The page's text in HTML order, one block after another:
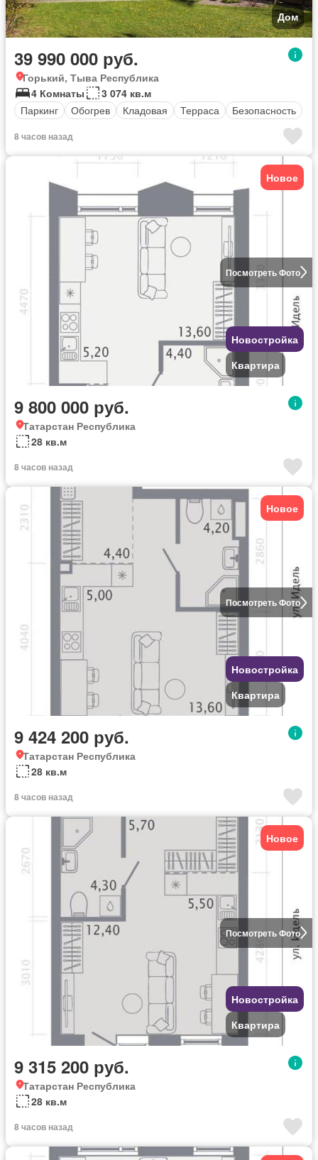
Дом
39 990 000 руб.
Горький, Тыва Республика
4 Комнаты
3 074 кв.м
Паркинг
Обогрев Кладовая Терраса Безопасность
8 часов назад
Посмотреть Фото
Новое
Новостройка
Квартира
9 800 000 руб.
Татарстан Республика
28 кв.м
8 часов назад
Посмотреть Фото
Новое
Новостройка
Квартира
9 424 200 руб.
Татарстан Республика
28 кв.м
8 часов назад
Посмотреть Фото
Новое
Новостройка
Квартира
9 315 200 руб.
Татарстан Республика
28 кв.м
8 часов назад